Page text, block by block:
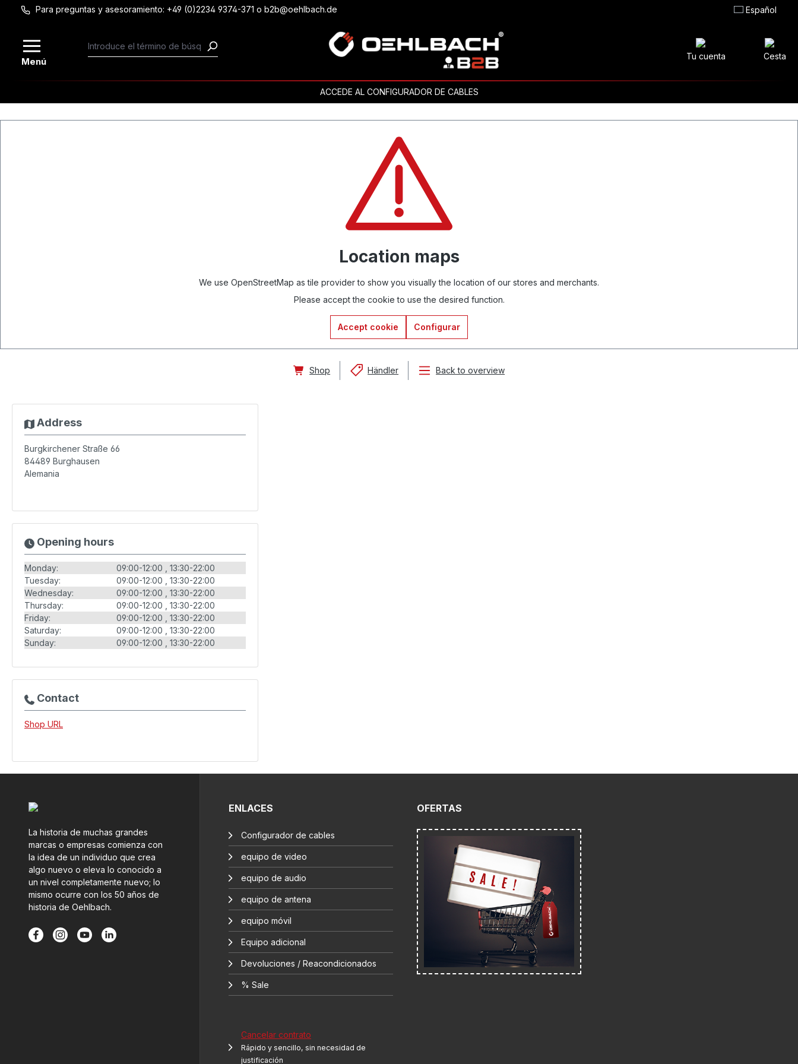
Saltar al contenido principal
Para preguntas y asesoramiento: +49 (0)2234 9374-371 o b2b@oehlbach.de Español
Menú Tu cuenta Cesta
ACCEDE AL CONFIGURADOR DE CABLES
Location maps
We use OpenStreetMap as tile provider to show you visually the location of our stores and merchants.
Please accept the cookie to use the desired function.
Accept cookie Configurar
Shop Händler Back to overview
Address
Burgkirchener Straße 66
84489 Burghausen
Alemania
Opening hours
Monday: 09:00-12:00
13:30-22:00
Tuesday:
09:00-12:00
13:30-22:00
Wednesday:
09:00-12:00
13:30-22:00
Thursday:
09:00-12:00
13:30-22:00
Friday:
09:00-12:00
13:30-22:00
Saturday:
09:00-12:00
13:30-22:00
Sunday:
09:00-12:00 13:30-22:00
Contact
Shop URL
La historia de muchas grandes
marcas o empresas comienza con
la idea de un individuo que crea
algo nuevo o eleva lo conocido a
un nivel completamente nuevo; lo
mismo ocurre con los 50 años de
historia de Oehlbach.
ENLACES
Configurador de cables
equipo de video
equipo de audio
equipo de antena
equipo móvil
Equipo adicional
Devoluciones / Reacondicionados
% Sale
Cancelar contrato
Rápido y sencillo, sin necesidad de
justificación
OFERTAS